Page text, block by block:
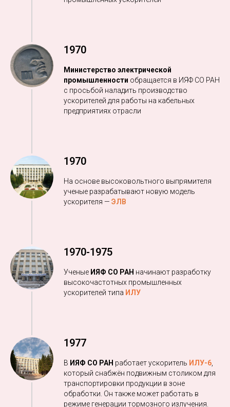
1970
Министерство электрической
промышленности обращается в ИЯФ СО РАН
с просьбой наладить производство
ускорителей для работы на кабельных
предприятиях отрасли
1970
На основе высоковольтного выпрямителя
ученые разрабатывают новую модель
ускорителя — ЭЛВ
1970-1975
Ученые ИЯФ СО РАН начинают разработку
высокочастотных промышленных
ускорителей типа ИЛУ
1977
В ИЯФ СО РАН работает ускоритель ИЛУ-6,
который снабжён подвижным столиком для
транспортировки продукции в зоне
обработки. Он также может работать в
режиме генерации тормозного излучения.